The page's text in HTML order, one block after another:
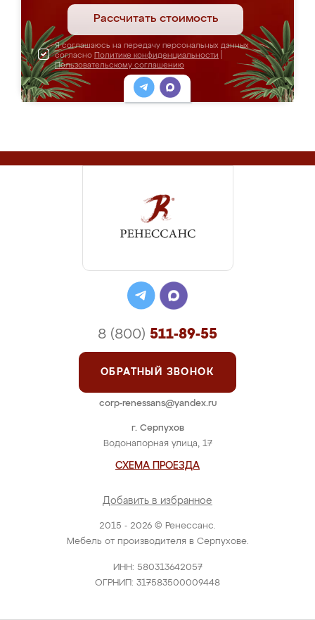
Рассчитать стоимость
Я соглашаюсь на передачу персональных данных
согласно Политике конфиденциальности
Пользовательскому соглашению
2015 - 2026 © Ренессанс.
Мебель от производителя в Серпухове.
ИНН: 580313642057
ОГРНИП: 317583500009448
г. Серпухов
Водонапорная улица, 17
СХЕМА ПРОЕЗДА
Добавить в избранное
8 (800) 511-89-55
ОБРАТНЫЙ ЗВОНОК
corp-renessans@yandex.ru